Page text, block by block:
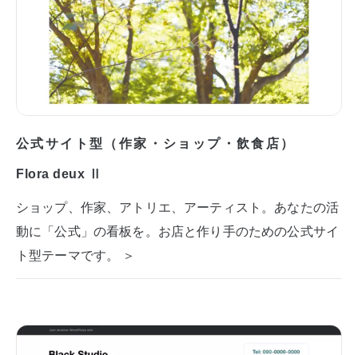
公式サイト型（作家・ショップ・飲食店）
Flora deux Ⅱ
ショップ、作家、アトリエ、アーティスト。あなたの活
動に「公式」の看板を。お店と作り手のための公式サイ
ト型テーマです。 ＞